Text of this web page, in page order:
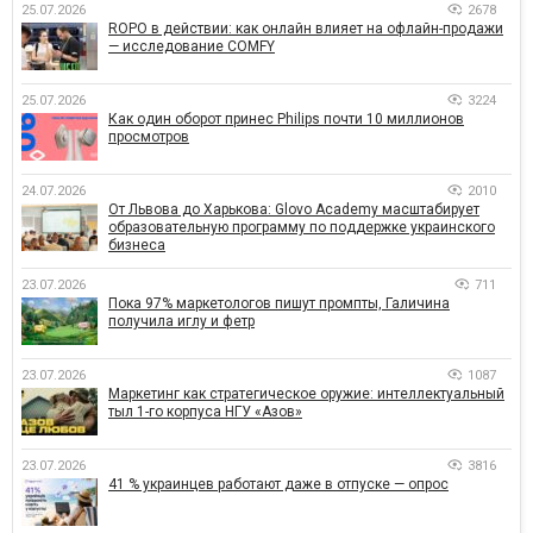
25.07.2026 2678
ROPO в действии: как онлайн влияет на офлайн-продажи
— исследование COMFY
25.07.2026 3224
Как один оборот принес Philips почти 10 миллионов
просмотров
24.07.2026 2010
От Львова до Харькова: Glovo Academy масштабирует
образовательную программу по поддержке украинского
бизнеса
23.07.2026 711
Пока 97% маркетологов пишут промпты, Галичина
получила иглу и фетр
23.07.2026 1087
Маркетинг как стратегическое оружие: интеллектуальный
тыл 1-го корпуса НГУ «Азов»
23.07.2026 3816
41 % украинцев работают даже в отпуске — опрос